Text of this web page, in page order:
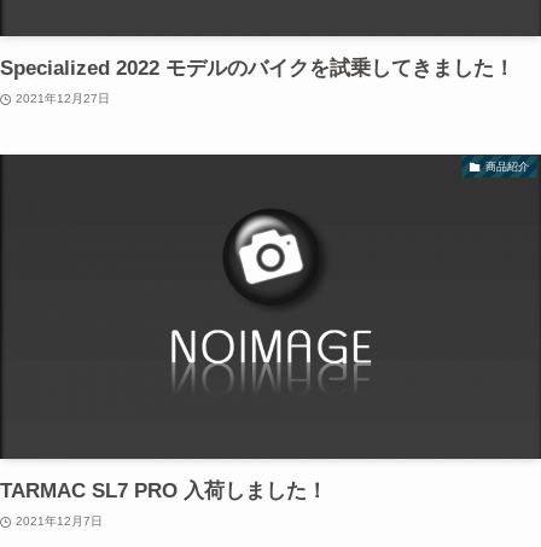
Specialized 2022 モデルのバイクを試乗してきました！
2021年12月27日
商品紹介
TARMAC SL7 PRO 入荷しました！
2021年12月7日